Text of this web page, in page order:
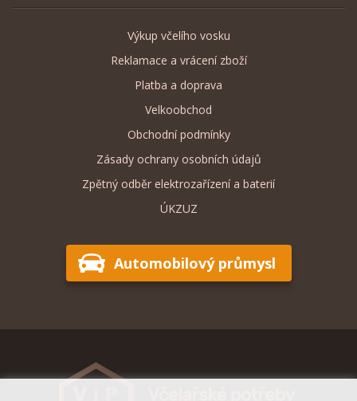
Výkup včelího vosku
Reklamace a vrácení zboží
Platba a doprava
Velkoobchod
Obchodní podmínky
Zásady ochrany osobních údajů
Zpětný odběr elektrozařízení a baterií
ÚKZUZ
Automobilový průmysl